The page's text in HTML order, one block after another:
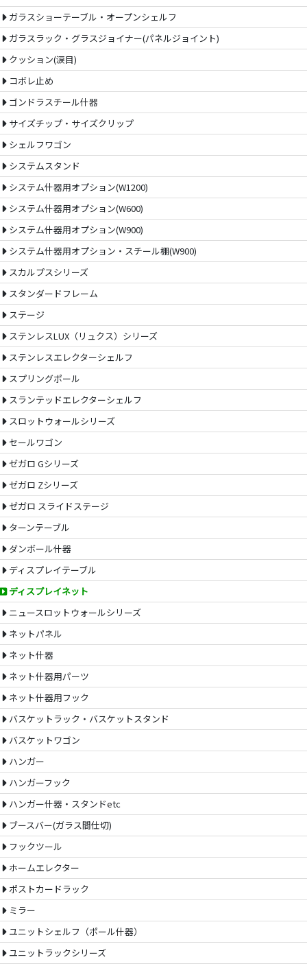
ガラスショーテーブル・オープンシェルフ
ガラスラック・グラスジョイナー(パネルジョイント)
クッション(涙目)
コボレ止め
ゴンドラスチール什器
サイズチップ・サイズクリップ
シェルフワゴン
システムスタンド
システム什器用オプション(W1200)
システム什器用オプション(W600)
システム什器用オプション(W900)
システム什器用オプション・スチール棚(W900)
スカルプスシリーズ
スタンダードフレーム
ステージ
ステンレスLUX（リュクス）シリーズ
ステンレスエレクターシェルフ
スプリングポール
スランテッドエレクターシェルフ
スロットウォールシリーズ
セールワゴン
ゼガロ Gシリーズ
ゼガロ Zシリーズ
ゼガロ スライドステージ
ターンテーブル
ダンボール什器
ディスプレイテーブル
ディスプレイネット
ニュースロットウォールシリーズ
ネットパネル
ネット什器
ネット什器用パーツ
ネット什器用フック
バスケットラック・バスケットスタンド
バスケットワゴン
ハンガー
ハンガーフック
ハンガー什器・スタンドetc
ブースバー(ガラス間仕切)
フックツール
ホームエレクター
ポストカードラック
ミラー
ユニットシェルフ（ポール什器）
ユニットラックシリーズ